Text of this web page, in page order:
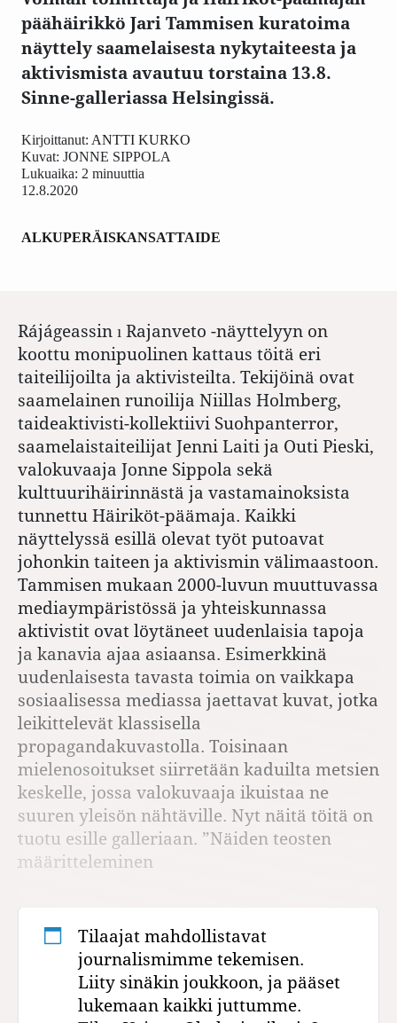
päähäirikkö Jari Tammisen kuratoima
näyttely saamelaisesta nykytaiteesta ja
aktivismista avautuu torstaina 13.8.
Sinne-galleriassa Helsingissä.
12.8.2020
Kirjoittanut: ANTTI KURKO
Kuvat: JONNE SIPPOLA
Lukuaika: 2 minuuttia
ALKUPERÄISKANSATTAIDE
Rájágeassin ı Rajanveto -näyttelyyn on
koottu monipuolinen kattaus töitä eri
taiteilijoilta ja aktivisteilta. Tekijöinä ovat
saamelainen runoilija Niillas Holmberg,
taideaktivisti-kollektiivi Suohpanterror,
saamelaistaiteilijat Jenni Laiti ja Outi Pieski,
valokuvaaja Jonne Sippola sekä
kulttuurihäirinnästä ja vastamainoksista
tunnettu Häiriköt-päämaja. Kaikki
näyttelyssä esillä olevat työt putoavat
johonkin taiteen ja aktivismin välimaastoon.
Tammisen mukaan 2000-luvun muuttuvassa
mediaympäristössä ja yhteiskunnassa
aktivistit ovat löytäneet uudenlaisia tapoja
ja kanavia ajaa asiaansa. Esimerkkinä
uudenlaisesta tavasta toimia on vaikkapa
sosiaalisessa mediassa jaettavat kuvat, jotka
leikittelevät klassisella
propagandakuvastolla. Toisinaan
mielenosoitukset siirretään kaduilta metsien
keskelle, jossa valokuvaaja ikuistaa ne
suuren yleisön nähtäville. Nyt näitä töitä on
tuotu esille galleriaan. ”Näiden teosten
määritteleminen
Tilaajat mahdollistavat
journalismimme tekemisen.
Liity sinäkin joukkoon, ja pääset
lukemaan kaikki juttumme.